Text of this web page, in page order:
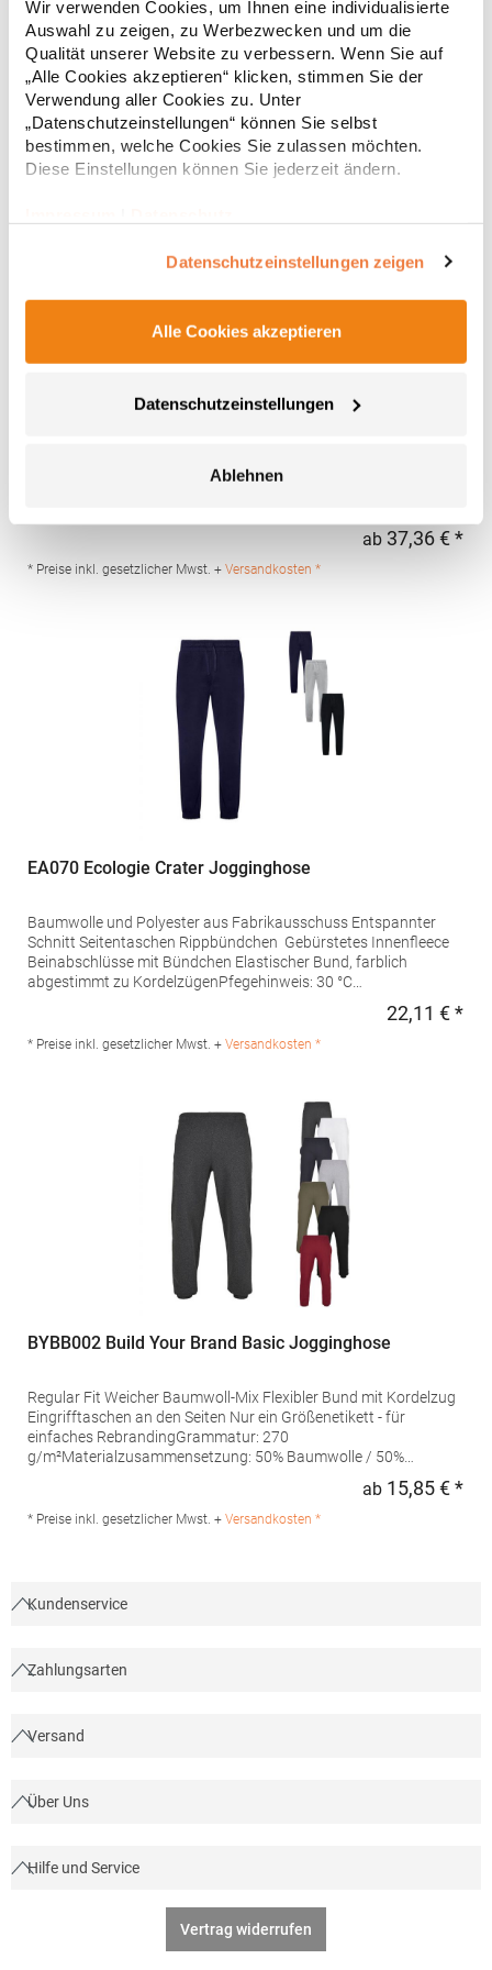
Wir verwenden Cookies, um Ihnen eine individualisierte
Auswahl zu zeigen, zu Werbezwecken und um die
Qualität unserer Website zu verbessern. Wenn Sie auf
„Alle Cookies akzeptieren“ klicken, stimmen Sie der
Verwendung aller Cookies zu. Unter
„Datenschutzeinstellungen“ können Sie selbst
bestimmen, welche Cookies Sie zulassen möchten.
Diese Einstellungen können Sie jederzeit ändern.
Datenschutzeinstellungen zeigen
Alle Cookies akzeptieren
Datenschutzeinstellungen
Ablehnen
Kordeln Seitentaschen Eine Tasche hinten Gerade
PassformGrammatur: 300 g/m²Materialzusammensetzung:
65% Baumwolle / 35% PolyesterAngaben zur
Produktsicherheit: Herst.-Nr.: BY014Hersteller: TB International
GmbH Dr.-Robert-Murjahn-Str. 7 64372 Ober-Ramstadt
Deutschland E-Mail: info@tbint.de
ab 25,28 € *
* Preise inkl. gesetzlicher Mwst. + Versandkosten *
L03820 Sol´s Herren Docker Hose
verstärkten Gürtelschlaufen Reißverschluss und Metallknopf 2
Knopfloch 1 Tickettasche TearAway-LabelGrammatur: 300
g/m²Materialzusammensetzung: 98% Baumwolle / 2%
ElasthanArtikelname: Men's Docker PantsAngaben zur
ab 37,36 € *
* Preise inkl. gesetzlicher Mwst. + Versandkosten *
EA070 Ecologie Crater Jogginghose
Baumwolle und Polyester aus Fabrikausschuss Entspannter
Schnitt Seitentaschen Rippbündchen Gebürstetes Innenfleece
Beinabschlüsse mit Bündchen Elastischer Bund, farblich
abgestimmt zu KordelzügenPfegehinweis: 30 °C
Produktsicherheit: Herst.-Nr.: EA070 Hersteller: Norty B.V.,
22,11 € *
* Preise inkl. gesetzlicher Mwst. + Versandkosten *
BYBB002 Build Your Brand Basic Jogginghose
Regular Fit Weicher Baumwoll-Mix Flexibler Bund mit Kordelzug
Eingrifftaschen an den Seiten Nur ein Größenetikett - für
einfaches RebrandingGrammatur: 270
g/m²Materialzusammensetzung: 50% Baumwolle / 50%
BB002Hersteller: TB International GmbH Dr.-Robert-Murjahn-Str.
7 64372 Ober-Ramstadt Deutschland E-Mail: info@tbint.de
ab 15,85 € *
* Preise inkl. gesetzlicher Mwst. + Versandkosten *
Kundenservice
Zahlungsarten
Versand
Über Uns
Hilfe und Service
Vertrag widerrufen